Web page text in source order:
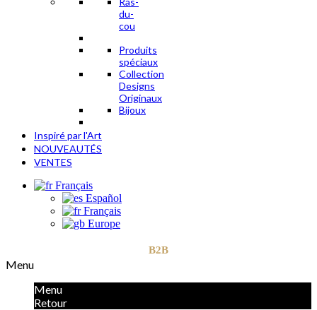
du-
cou
Produits
spéciaux
Collection
Designs
Originaux
Bijoux
Inspiré par l'Art
NOUVEAUTÉS
VENTES
Français
Español
Français
Europe
B2B
Menu
Menu
Retour